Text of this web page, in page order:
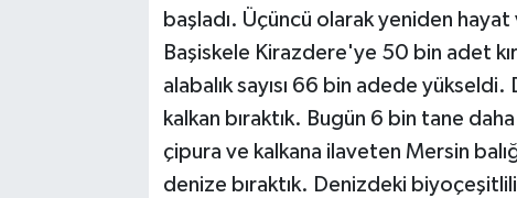
başladı. Üçüncü olarak yeniden
Başiskele Kirazdere'ye 50 bin adet
alabalık sayısı 66 bin adede
kalkan bıraktık. Bugün 6 bin tane
çipura ve kalkana ilaveten Mersin
denize bıraktık. Denizdeki